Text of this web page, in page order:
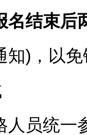
名结束后
知)，以
员统一